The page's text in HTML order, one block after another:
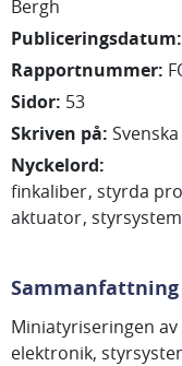
Bergh
Publiceringsdatum:
Rapportnummer:
Sidor: 53
Skriven på: Svenska
Nyckelord:
finkaliber styrda
aktuator styrsystem
Sammanfattning
Miniatyriseringen
elektronik,